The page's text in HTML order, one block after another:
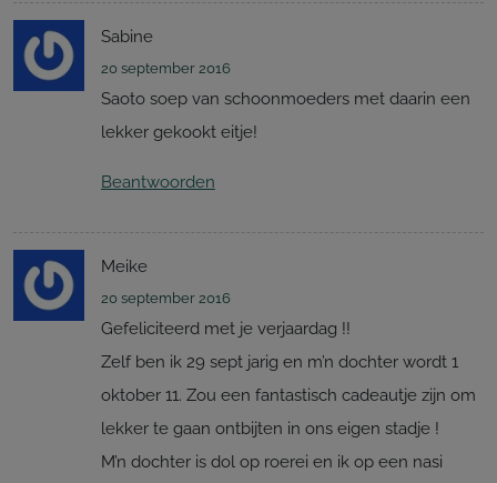
Sabine
20 september 2016
Saoto soep van schoonmoeders met daarin een
lekker gekookt eitje!
Beantwoorden
Meike
20 september 2016
Gefeliciteerd met je verjaardag !!
Zelf ben ik 29 sept jarig en m’n dochter wordt 1
oktober 11. Zou een fantastisch cadeautje zijn om
lekker te gaan ontbijten in ons eigen stadje !
M’n dochter is dol op roerei en ik op een nasi